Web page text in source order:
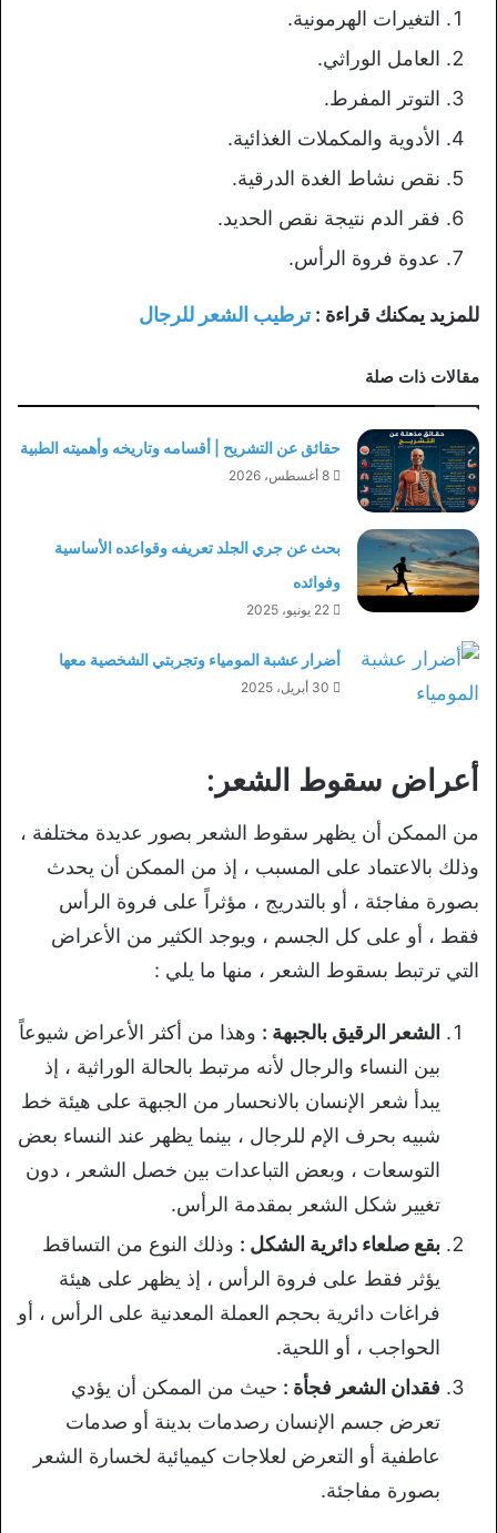
التغيرات الهرمونية.
العامل الوراثي.
التوتر المفرط.
الأدوية والمكملات الغذائية.
نقص نشاط الغدة الدرقية.
فقر الدم نتيجة نقص الحديد.
عدوة فروة الرأس.
للمزيد يمكنك قراءة :ترطيب الشعر للرجال
مقالات ذات صلة
حقائق عن التشريح | أقسامه وتاريخه وأهميته الطبية
8 أغسطس، 2026
بحث عن جري الجلد تعريفه وقواعده الأساسية
وفوائده
22 يونيو، 2025
أضرار عشبة المومياء وتجربتي الشخصية معها
30 أبريل، 2025
أعراض سقوط الشعر:
من الممكن أن يظهر سقوط الشعر بصور عديدة مختلفة ،
وذلك بالاعتماد على المسبب ، إذ من الممكن أن يحدث
بصورة مفاجئة ، أو بالتدريج ، مؤثراً على فروة الرأس
فقط ، أو على كل الجسم ، ويوجد الكثير من الأعراض
التي ترتبط بسقوط الشعر ، منها ما يلي :
الشعر الرقيق بالجبهة : وهذا من أكثر الأعراض شيوعاً
بين النساء والرجال لأنه مرتبط بالحالة الوراثية ، إذ
يبدأ شعر الإنسان بالانحسار من الجبهة على هيئة خط
شبيه بحرف الإم للرجال ، بينما يظهر عند النساء بعض
التوسعات ، وبعض التباعدات بين خصل الشعر ، دون
تغيير شكل الشعر بمقدمة الرأس.
بقع صلعاء دائرية الشكل : وذلك النوع من التساقط
يؤثر فقط على فروة الرأس ، إذ يظهر على هيئة
فراغات دائرية بحجم العملة المعدنية على الرأس ، أو
الحواجب ، أو اللحية.
فقدان الشعر فجأة : حيث من الممكن أن يؤدي
تعرض جسم الإنسان رصدمات بدينة أو صدمات
عاطفية أو التعرض لعلاجات كيميائية لخسارة الشعر
بصورة مفاجئة.